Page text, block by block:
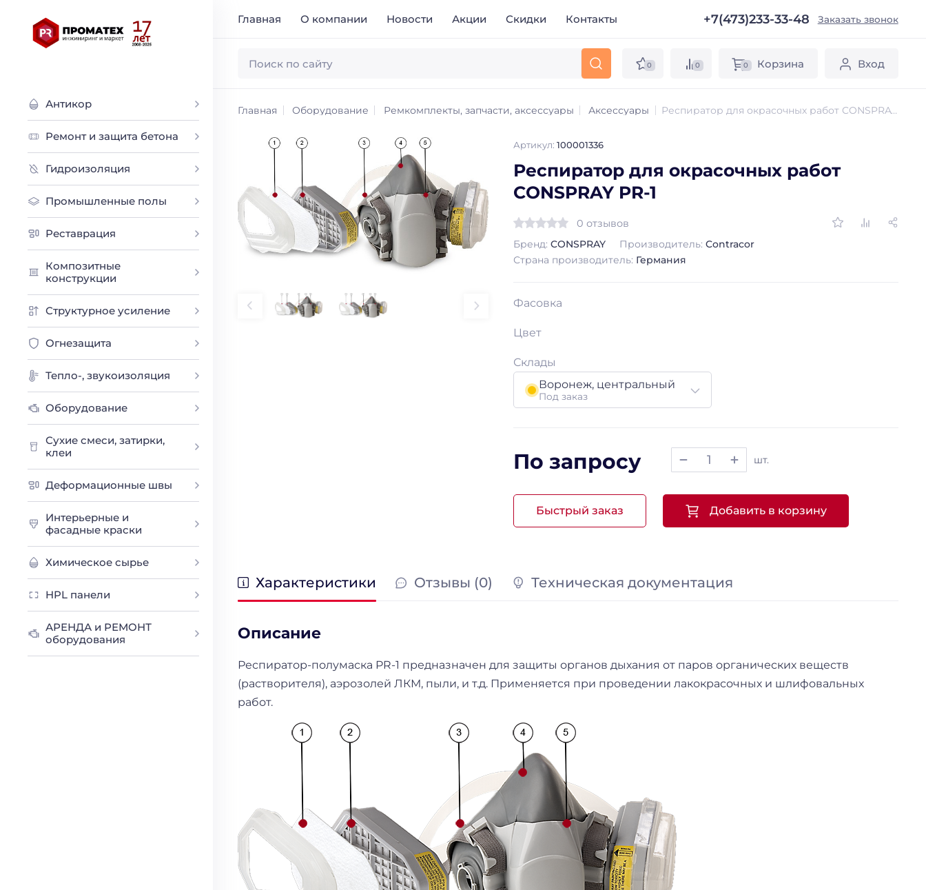
Главная О компании Новости Акции Скидки Контакты +7(473)233-33-48 Заказать звонок
0 0 0 Корзина Вход
Главная Оборудование Ремкомплекты, запчасти, аксессуары Аксессуары Респиратор для окрасочных работ CONSPRAY PR-1
Респиратор для окрасочных работ
CONSPRAY PR-1
0 отзывов
Бренд:CONSPRAY Производитель:Contracor
Страна производитель: Германия
Фасовка
Цвет
Склады
Воронеж, центральный
Под заказ
Артикул:100001336
По запросу шт.
Быстрый заказ Добавить в корзину
Характеристики Отзывы (0) Техническая документация
Описание
Респиратор-полумаска PR-1 предназначен для защиты органов дыхания от паров органических веществ
(растворителя), аэрозолей ЛКМ, пыли, и т.д. Применяется при проведении лакокрасочных и шлифовальных
работ.
Антикор
Ремонт и защита бетона
Гидроизоляция
Промышленные полы
Реставрация
Композитные
конструкции
Структурное усиление
Огнезащита
Тепло-, звукоизоляция
Оборудование
Сухие смеси, затирки,
клеи
Деформационные швы
Интерьерные и
фасадные краски
Химическое сырье
HPL панели
АРЕНДА и РЕМОНТ
оборудования